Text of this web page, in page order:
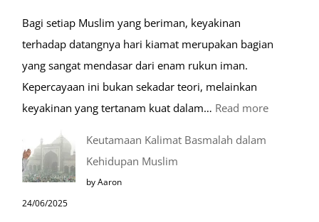
Bagi setiap Muslim yang beriman, keyakinan
terhadap datangnya hari kiamat merupakan bagian
yang sangat mendasar dari enam rukun iman.
Kepercayaan ini bukan sekadar teori, melainkan
keyakinan yang tertanam kuat dalam… Read more:
Keutamaan Kalimat Basmalah dalam
Kehidupan Muslim
by Aaron
24/06/2025